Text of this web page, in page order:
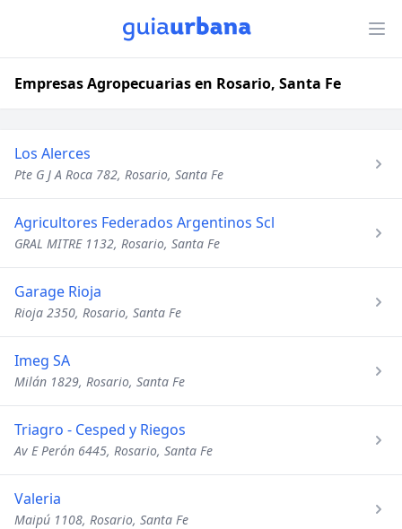
Empresas Agropecuarias en Rosario, Santa Fe
Los Alerces
Pte G J A Roca 782, Rosario, Santa Fe
Agricultores Federados Argentinos Scl
GRAL MITRE 1132, Rosario, Santa Fe
Garage Rioja
Rioja 2350, Rosario, Santa Fe
Imeg SA
Milán 1829, Rosario, Santa Fe
Triagro - Cesped y Riegos
Av E Perón 6445, Rosario, Santa Fe
Valeria
Maipú 1108, Rosario, Santa Fe